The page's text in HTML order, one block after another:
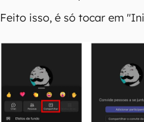
Feito isso, é só tocar em